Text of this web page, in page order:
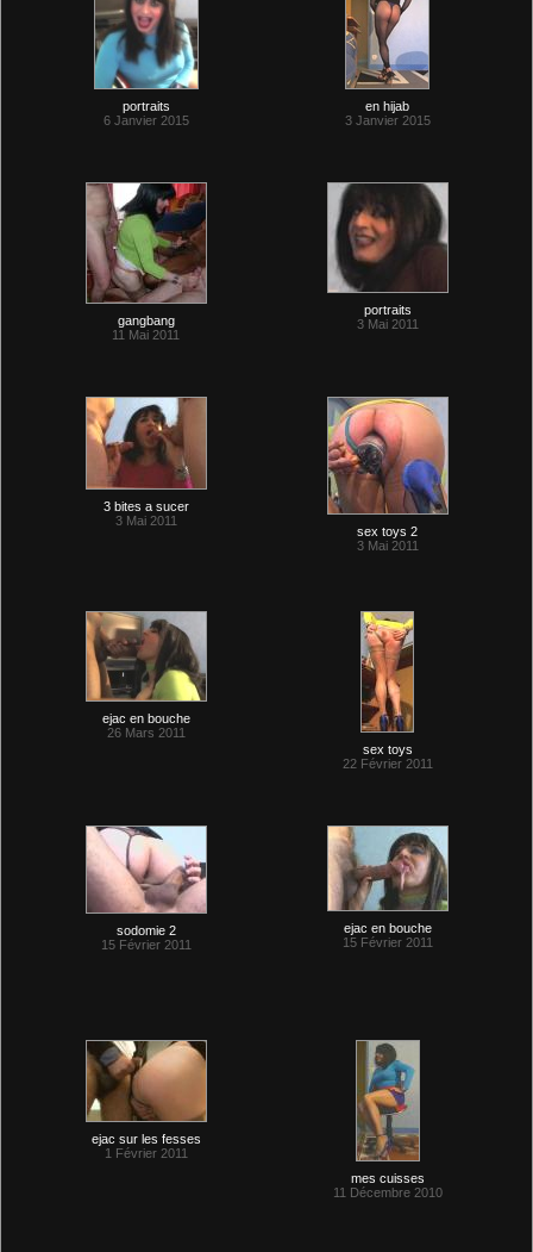
portraits
6 Janvier 2015
en hijab
3 Janvier 2015
gangbang
11 Mai 2011
portraits
3 Mai 2011
3 bites a sucer
3 Mai 2011
sex toys 2
3 Mai 2011
ejac en bouche
26 Mars 2011
sex toys
22 Février 2011
sodomie 2
15 Février 2011
ejac en bouche
15 Février 2011
ejac sur les fesses
1 Février 2011
mes cuisses
11 Décembre 2010